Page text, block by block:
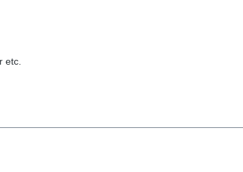
etc.